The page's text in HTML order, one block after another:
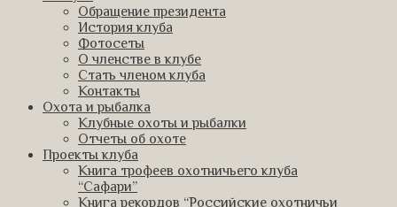
Обращение президента
История клуба
Фотосеты
О членстве в клубе
Стать членом клуба
Контакты
Охота и рыбалка
Клубные охоты и рыбалки
Отчеты об охоте
Проекты клуба
Книга трофеев охотничьего клуба
“Сафари”
Книга рекордов “Российские охотничьи